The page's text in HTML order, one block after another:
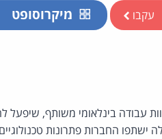
עקבו מיקרוסופט
צוות עבודה בינלאומי משותף,
החברות פתרונות טכנולוגיים